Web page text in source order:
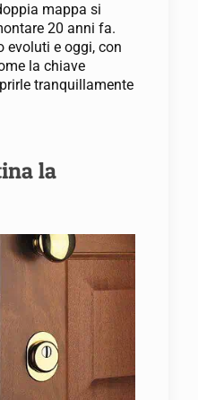
mappa si
20 anni fa.
evoluti e oggi, con
la chiave
tranquillamente
la